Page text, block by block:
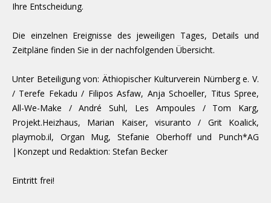
Ihre Entscheidung.
Die einzelnen Ereignisse des jeweiligen Tages, Details und
Zeitpläne finden Sie in der nachfolgenden Übersicht.
Unter Beteiligung von: Äthiopischer Kulturverein Nürnberg e. V.
/ Terefe Fekadu / Filipos Asfaw, Anja Schoeller, Titus Spree,
All-We-Make / André Suhl, Les Ampoules / Tom Karg,
Projekt.Heizhaus, Marian Kaiser, visuranto / Grit Koalick,
playmob.il, Organ Mug, Stefanie Oberhoff und Punch*AG
|Konzept und Redaktion: Stefan Becker
Eintritt frei!